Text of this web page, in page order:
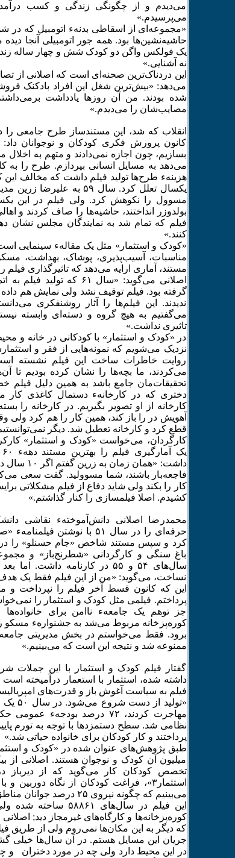
می‌دیدم و از چگونگی زندگی و کسب
می‌پرسیدم.»
«مجموعه‌ای از اسقاطی بدنهء اتومبیل که در
حاشیه‌نشین‌ها بود. همه جور اتومبیلی آنجا
یک فولکس واگن دو کودک شش و چهار ساله
نه آشنایی.»
این دردناک‌ترین صحنه‌ای است که اصلانی از
می‌دهد: «بیش‌ترین شغل این افراد بادکنک
شده بودند. من آن روزها یادداشت
مصایب‌شان را می‌دیدم.»
انقلاب که شد، این مستندساز طرح جامعی را
کانون پرورش فکری کودکان و نوجوانان داد:
بسازیم، چون اجازه نمی‌دادند و متهم به
می‌دهد به مسایل انسانی بپردازم. طرح را به
هزینهء طرح‌ها تولید فیلم داشت که مخالف این
یکسال تعلل کرد. سال ۵۹ به
مسوول را نکوهش کرد. ولی فیلم در این
بولدوزر انداختند، حاشیه‌ها را صاف کردند و
فیلم که تمام شد به نمایندگان مجلس نشان
کنند.»
«کودک و استثمار» مثل یک مقالهء سینمایی
مناسبات، آسیب‌پذیری، پوشاک، بهداشت،
مستند، آماری ارایه می‌دهد که تاثیرگذاری فیلم
اصلانی می‌گوید: «سال ۶۱
گرفته بود. فیلم توقیف نشد ولی نمایش هم
ندیدند. این فیلم‌ها را آثار روشنفکری
می‌گفتیم به هیچ گروه و دسته‌ای وابسته
تاثیری نداشت.»
در «کودک و استثمار» با کودکانی در خانه و
نزدیک می‌شویم که نمونه‌هایی از فقر و
روایت خاطرات ساخت این فیلم نشسته
می‌کردند، ما بچه‌ها را نشان کرده بودیم تا
تحقیقات‌مان جامع باشد به همین دلیل فیلم
دختری که در کارخانهء دستمال کاغذی کار
کارخانه از او تصویر بگیریم. در کارخانه را
آهویش در را باز کند، همین کار را هم کرد ولی
قطع کرد و کارخانه تعطیل شد. دیگر
کارگردان، می‌خواست «کودک و استثمار»
داشت:
فاجعه‌بار باشند، شما مسوولید. گفت سعی
کار را بکند ولی شاید دفاع از فیلم مشکلاتی
کشیدم. اصلا فیلمسازی را کنار گذاشتم.»
محمدرضا اصلانی دانش‌آموختهء نقاشی
‌حرفه‌ای را در سال ۵۱ با نوشتن
باغ سنگی و کارگردانی «شطرنج‌باز» و
نساخت، می‌گوید: «من از این فیلم فقط یک هدف
پرداختم. فیلمی مثل کودک و استثمار را
جز توهم یک جامعهء ناامن برای
کوره‌پزخانه مربوط می‌شد به جشنوارهء
برود. فقط می‌خواستم در بخش مدیریتی جامعه
ممنوعه شد و نتیجه این است که می‌بینیم.»
گفتار فیلم کودک و استثمار با این
داشته شده، استثمار با استعمار درآمیخته
فیلم به سیاست آغوش باز و قدرت‌های
مهاجرت کردند، ۷۲ درصد
نظامی شد. سطح دستمزدها با توجه به تورم
پرداختند و کار کودکان برای خانواده حیاتی شد.»
میلیون آن کودک و نوجوان هستند. اصلانی از
تخصص کودکان کار می‌گوید که از دیرباز
استثمار٣»، فراغت کودکان از نگاه
می‌بینیم که چگونه نیروی ۲۵ درصد جوانان مناطق فقیرنشین هرز می‌رود.
این فیلم در سال‌های
کوره‌پزخانه‌ها و کارگاه‌های غیرمجاز دید;
که دیگر به این مکان‌ها نمی‌روم ولی از طریق
جریان این مسایل هستم. در آن سال‌ها خیلی
در این محیط دارد ولی چه در مورد دختران و